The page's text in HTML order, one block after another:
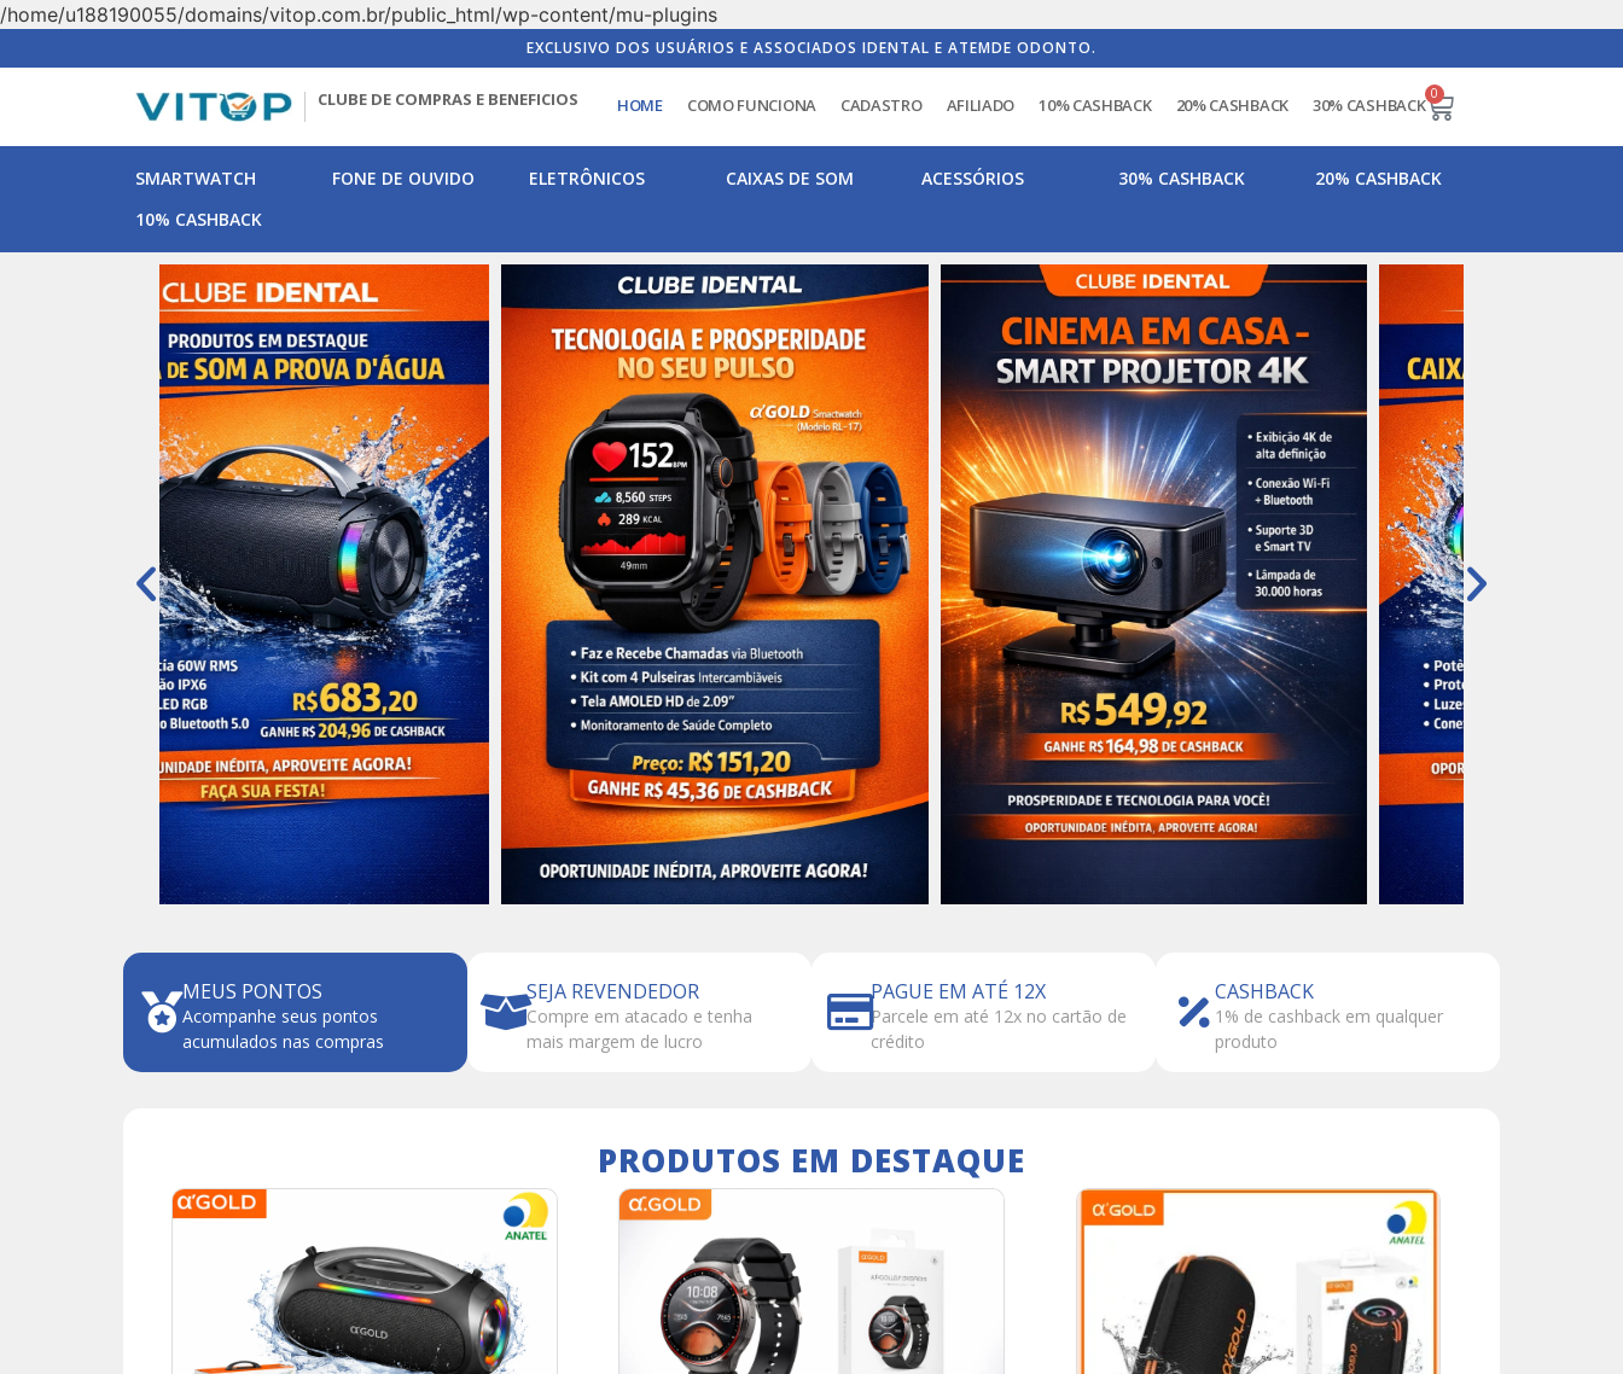
/home/u188190055/domains/vitop.com.br/public_html/wp-content/mu-plugins
EXCLUSIVO DOS USUÁRIOS E ASSOCIADOS IDENTAL E ATEMDE ODONTO.
CLUBE DE COMPRAS E BENEFICIOS HOME COMO FUNCIONA CADASTRO AFILIADO 10% CASHBACK 20% CASHBACK 30% CASHBACK
0
SMARTWATCH FONE DE OUVIDO ELETRÔNICOS CAIXAS DE SOM ACESSÓRIOS 30% CASHBACK
20% CASHBACK
10% CASHBACK
MEUS PONTOS
Acompanhe seus pontos
acumulados nas compras
SEJA REVENDEDOR
Compre em atacado e tenha
mais margem de lucro
PAGUE EM ATÉ 12X
Parcele em até 12x no cartão de
crédito
CASHBACK
1% de cashback em qualquer
produto
PRODUTOS EM DESTAQUE